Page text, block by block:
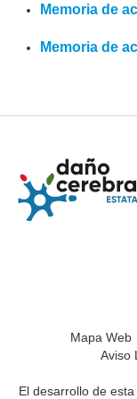
Memoria de
Memoria de
Mapa Web
Aviso
El desarrollo de